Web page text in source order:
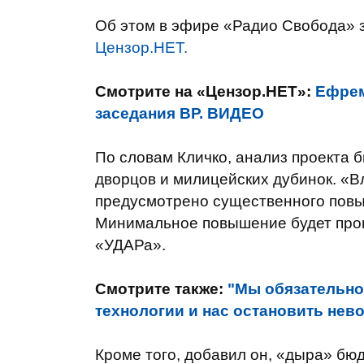
Об этом в эфире «Радио Свобода»
Цензор.НЕТ.
Смотрите на «Цензор.НЕТ»:
заседания ВР. ВИДЕО
По словам Кличко, анализ проекта
дворцов и милицейских дубинок.
предусмотрено существенного
Минимальное повышение будет
«УДАРа».
Смотрите также: "Мы
технологии и нас остановить
Кроме того, добавил он, «дыра»